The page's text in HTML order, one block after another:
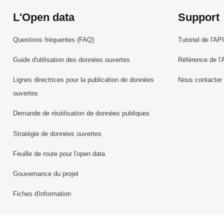
L'Open data
Questions fréquentes (FAQ)
Guide d'utilisation des données ouvertes
Lignes directrices pour la publication de données
ouvertes
Demande de réutilisation de données publiques
Stratégie de données ouvertes
Feuille de route pour l'open data
Gouvernance du projet
Fiches d'information
Support
Tutoriel de l'API
Référence de
Nous contacter